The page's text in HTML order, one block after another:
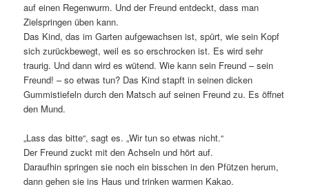
auf einen Regenwurm. Und der Freund entdeckt, dass man
Zielspringen üben kann.
Das Kind, das im Garten aufgewachsen ist, spürt, wie sein Kopf
sich zurückbewegt, weil es so erschrocken ist. Es wird sehr
traurig. Und dann wird es wütend. Wie kann sein Freund – sein
Freund! – so etwas tun? Das Kind stapft in seinen dicken
Gummistiefeln durch den Matsch auf seinen Freund zu. Es öffnet
den Mund.
„Lass das bitte“, sagt es. „Wir tun so etwas nicht.“
Der Freund zuckt mit den Achseln und hört auf.
Daraufhin springen sie noch ein bisschen in den Pfützen herum,
dann gehen sie ins Haus und trinken warmen Kakao.